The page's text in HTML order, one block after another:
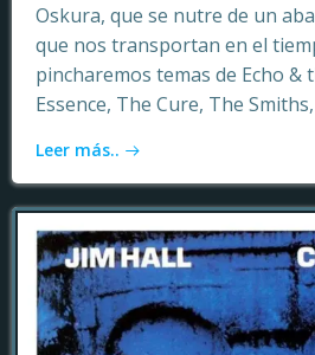
Oskura, que se nutre de un
que nos transportan en el
pincharemos temas de Echo &
Essence, The Cure, The
Leer más..